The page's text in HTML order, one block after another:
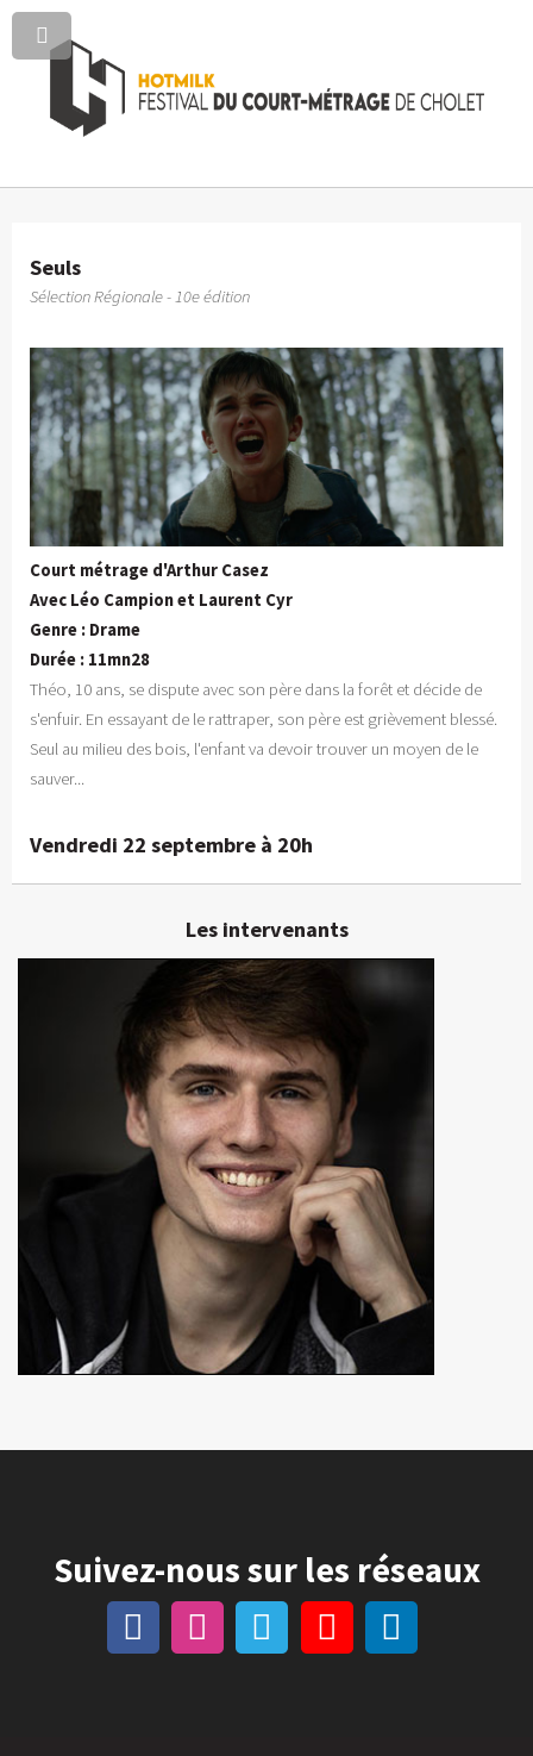
Seuls
Sélection Régionale - 10e édition
Court métrage d'Arthur Casez
Avec Léo Campion et Laurent Cyr
Genre : Drame
Durée : 11mn28
Théo, 10 ans, se dispute avec son père dans la forêt et décide de
s'enfuir. En essayant de le rattraper, son père est grièvement blessé.
Seul au milieu des bois, l'enfant va devoir trouver un moyen de le
sauver...
Vendredi 22 septembre à 20h
Les intervenants
Arthur Casez
Réalisateur
En détails
Suivez-nous sur les réseaux